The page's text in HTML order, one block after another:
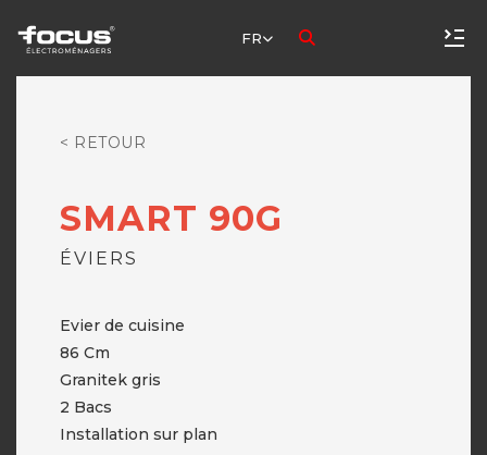
FR
< RETOUR
SMART 90G
ÉVIERS
Evier de cuisine
86 Cm
Granitek gris
2 Bacs
Installation sur plan